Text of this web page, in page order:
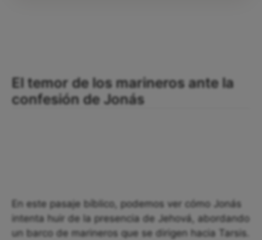
El temor de los marineros ante la
confesión de Jonás
En este pasaje bíblico, podemos ver cómo Jonás
intenta huir de la presencia de Jehová, abordando
un barco de marineros que se dirigen hacia Tarsis.